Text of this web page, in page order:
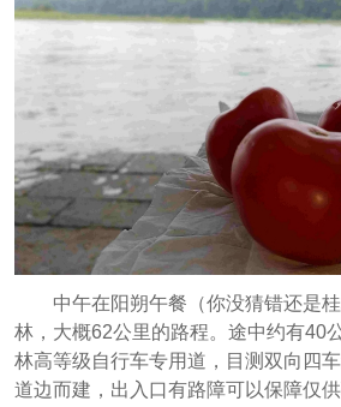
中午在阳朔午餐（你没猜错还是
林，大概62公里的路程。途中约有40
林高等级自行车专用道，目测双向四
道边而建，出入口有路障可以保障仅